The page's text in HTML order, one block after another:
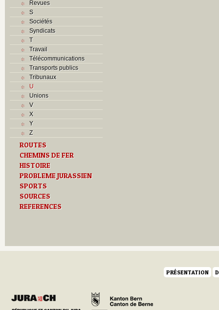
Revues
S
Sociétés
Syndicats
T
Travail
Télécommunications
Transports publics
Tribunaux
U
Unions
V
X
Y
Z
ROUTES
CHEMINS DE FER
HISTOIRE
PROBLEME JURASSIEN
SPORTS
SOURCES
REFERENCES
PRÉSENTATION